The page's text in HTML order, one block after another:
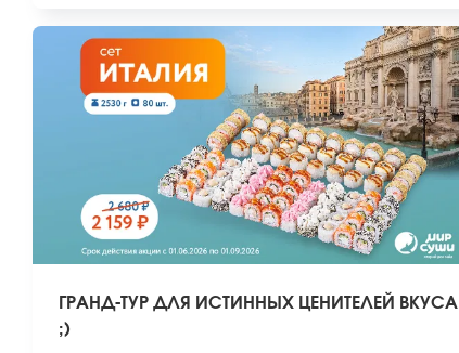
ГРАНД-ТУР ДЛЯ ИСТИННЫХ ЦЕНИТЕЛЕЙ ВКУСА
;)